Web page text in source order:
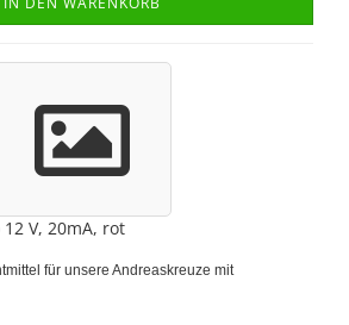
V, 20mA, rot
für unsere Andreaskreuze mit